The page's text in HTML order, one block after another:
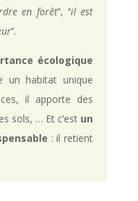
en forêt’’, ‘’il est
’’.
écologique
un habitat unique
il apporte des
sols, … Et c’est un
: il retient